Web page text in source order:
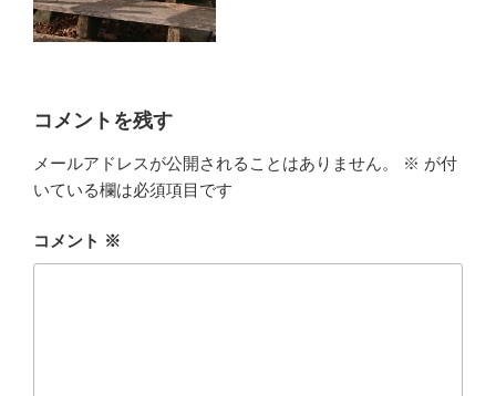
コメントを残す
メールアドレスが公開されることはありません。 ※ が付
いている欄は必須項目です
コメント ※